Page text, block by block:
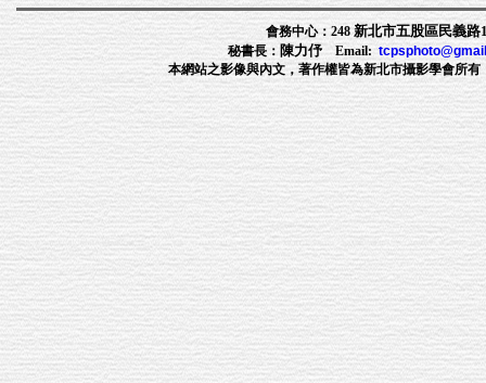
會務中心：248新北市五股區民義路
秘書長： 陳力伃 Email:
本網站之影像與內文，著作權皆為新北市攝影學會所